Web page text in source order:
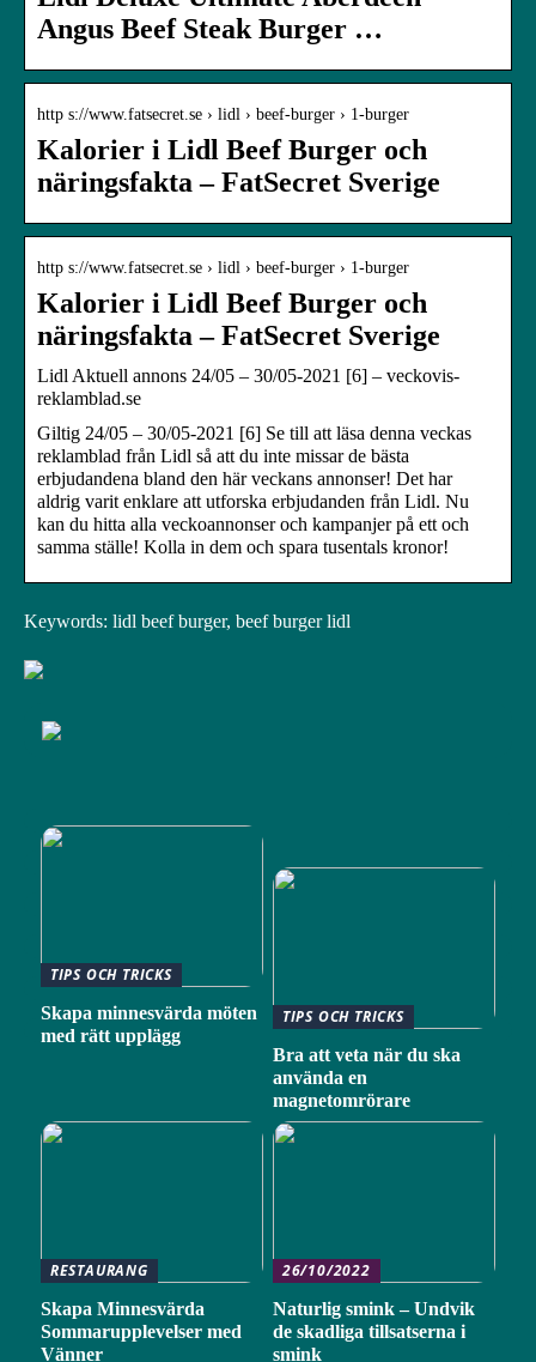
Angus Beef Steak Burger …
http s://www.fatsecret.se › lidl › beef-burger › 1-burger
Kalorier i Lidl Beef Burger och
näringsfakta – FatSecret Sverige
http s://www.fatsecret.se › lidl › beef-burger › 1-burger
Kalorier i Lidl Beef Burger och
näringsfakta – FatSecret Sverige
Lidl Aktuell annons 24/05 – 30/05-2021 [6] – veckovis-
reklamblad.se
Giltig 24/05 – 30/05-2021 [6] Se till att läsa denna veckas
reklamblad från Lidl så att du inte missar de bästa
erbjudandena bland den här veckans annonser! Det har
aldrig varit enklare att utforska erbjudanden från Lidl. Nu
kan du hitta alla veckoannonser och kampanjer på ett och
samma ställe! Kolla in dem och spara tusentals kronor!
Keywords: lidl beef burger, beef burger lidl
TIPS OCH TRICKS
Skapa minnesvärda möten
med rätt upplägg
TIPS OCH TRICKS
Bra att veta när du ska
använda en
magnetomrörare
RESTAURANG
Skapa Minnesvärda
Sommarupplevelser med
Vänner
26/10/2022
Naturlig smink – Undvik
de skadliga tillsatserna i
smink